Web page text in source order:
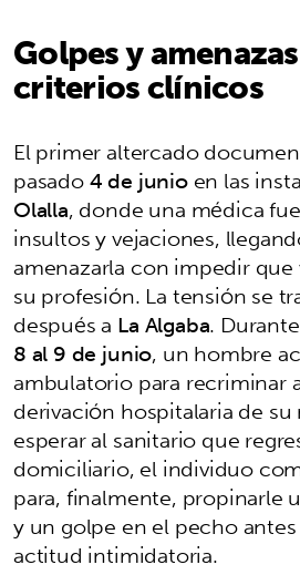
Golpes y
criterios clínicos
El primer altercado
pasado4 de junioen las
Olalla, donde una médica
insultos y vejaciones,
amenazarla con impedir
su profesión. La tensión se
después a La Algaba.
8 al 9 de junio, un hombre
ambulatorio para recriminar
derivación hospitalaria de su
esperar al sanitario que
domiciliario, el individuo
para, finalmente, propinarle
y un golpe en el pecho
actitud intimidatoria.